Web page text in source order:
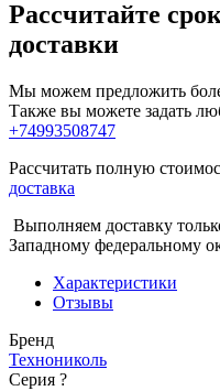
Рассчитайте
доставки
Мы можем предложить
Также вы можете задать
+74993508747
Рассчитать полную
доставка
Выполняем доставку
Западному федеральному
Характеристики
Отзывы
Бренд
Технониколь
Серия ?